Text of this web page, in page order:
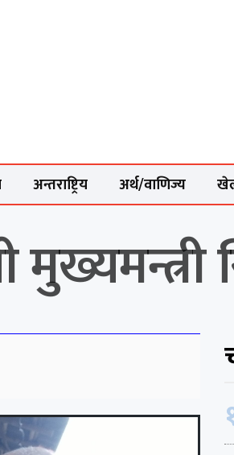
अन्तराष्ट्रिय अर्थ/वाणिज्य